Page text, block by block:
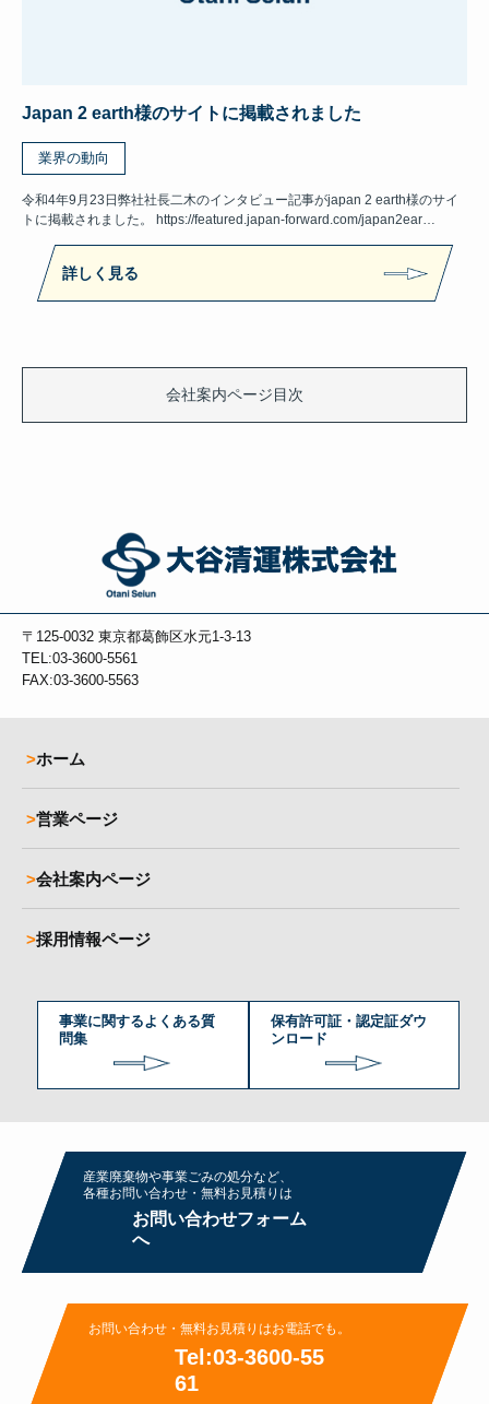
Japan 2 earth様のサイトに掲載されました
業界の動向
令和4年9月23日弊社社長二木のインタビュー記事がjapan 2 earth様のサイ
トに掲載されました。 https://featured.japan-forward.com/japan2ear…
詳しく見る
会社案内ページ目次
〒125-0032 東京都葛飾区水元1-3-13
TEL:03-3600-5561
FAX:03-3600-5563
ホーム
営業ページ
会社案内ページ
採用情報ページ
事業に関するよくある質
問集
保有許可証・認定証ダウ
ンロード
産業廃棄物や事業ごみの処分など、
各種お問い合わせ・無料お⾒積りは
お問い合わせフォーム
へ
お問い合わせ・無料お⾒積りはお電話でも。
Tel:03-3600-55
61